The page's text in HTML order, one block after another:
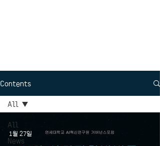
Contents
All
News
All
1월 27일